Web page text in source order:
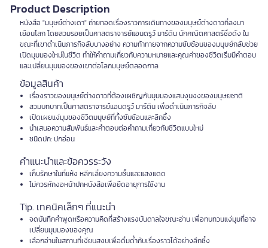
Product Description
หนังสือ "มนุษย์ต่างเดา" ถ่ายทอดเรื่องราวการเดินทางของมนุษย์ต่างดาวที่ลงมา
เยือนโลก โดยสวมรอยเป็นศาสตราจารย์แอนดรูว์ มาร์ติน นักคณิตศาสตร์ชื่อดัง ใน
ขณะที่เขาดำเนินภารกิจลับบางอย่าง ความท้าทายจากความซับซ้อนของมนุษย์กลับช่วย
เปิดมุมมองใหม่ในชีวิต ทำให้คำถามเกี่ยวกับความหมายและคุณค่าของชีวิตเริ่มมีคำตอบ
และเปลี่ยนมุมมองของเขาต่อโลกมนุษย์ตลอดกาล
ข้อมูลสินค้า
เรื่องราวของมนุษย์ต่างดาวที่ต้องเผชิญกับมุมมองแสนงุนงงของมนุษยชาติ
สวมบทบาทเป็นศาสตราจารย์แอนดรูว์ มาร์ติน เพื่อดำเนินภารกิจลับ
เปิดเผยแง่มุมของชีวิตมนุษย์ที่ทั้งซับซ้อนและลึกซึ้ง
นำเสนอความสัมพันธ์และคำตอบต่อคำถามเกี่ยวกับชีวิตแบบใหม่
ชนิดปก: ปกอ่อน
คำแนะนำและข้อควรระวัง
เก็บรักษาในที่แห้ง หลีกเลี่ยงความชื้นและแสงแดด
ไม่ควรหักงอหน้าปกหนังสือเพื่อยืดอายุการใช้งาน
Tip. เทคนิคเล็กๆ ที่แนะนำ
จดบันทึกคำพูดหรือความคิดที่สร้างแรงบันดาลใจขณะอ่าน เพื่อทบทวนแง่มุมที่อาจ
เปลี่ยนมุมมองของคุณ
เลือกอ่านในสถานที่เงียบสงบเพื่อดื่มด่ำกับเรื่องราวได้อย่างลึกซึ้ง